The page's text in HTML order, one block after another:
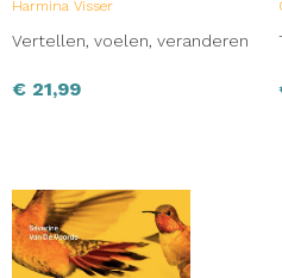
Harmina Visser
Vertellen, voelen, veranderen
€ 21,99